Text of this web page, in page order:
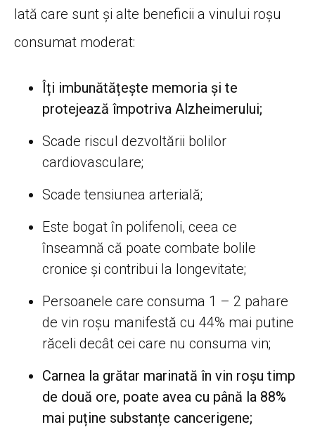
Iată care sunt și alte beneficii a vinului roșu
consumat moderat:
Îți imbunătățește memoria și te
protejează împotriva Alzheimerului;
Scade riscul dezvoltării bolilor
cardiovasculare;
Scade tensiunea arterială;
Este bogat în polifenoli, ceea ce
înseamnă că poate combate bolile
cronice și contribui la longevitate;
Persoanele care consuma 1 – 2 pahare
de vin roșu manifestă cu 44% mai putine
răceli decât cei care nu consuma vin;
Carnea la grătar marinată în vin roșu timp
de două ore, poate avea cu până la 88%
mai puține substanțe cancerigene;